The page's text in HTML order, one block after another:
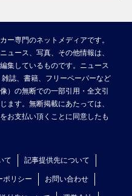
ー専門のネットメディアです。
ュース、写真、その他情報は、
集しているものです。ニュース
誌、書籍、フリーペーパーなど
）の無断での一部引用・全文引
ます。無断掲載にあたっては、
お支払い頂くことに同意したも
て 記事提供先について
ポリシー お問い合わせ